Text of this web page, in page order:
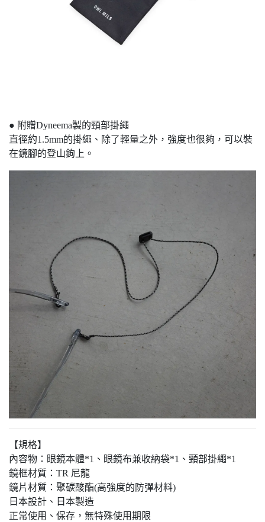
● 附贈Dyneema製的頸部掛繩
直徑約1.5mm的掛繩、除了輕量之外，強度也很夠，可以裝
在鏡腳的登山鉤上。
【規格】
內容物：眼鏡本體*1、眼鏡布兼收納袋*1、頸部掛繩*1
鏡框材質：TR 尼龍
鏡片材質：聚碳酸酯(高強度的防彈材料)
日本設計、日本製造
正常使用、保存，無特殊使用期限